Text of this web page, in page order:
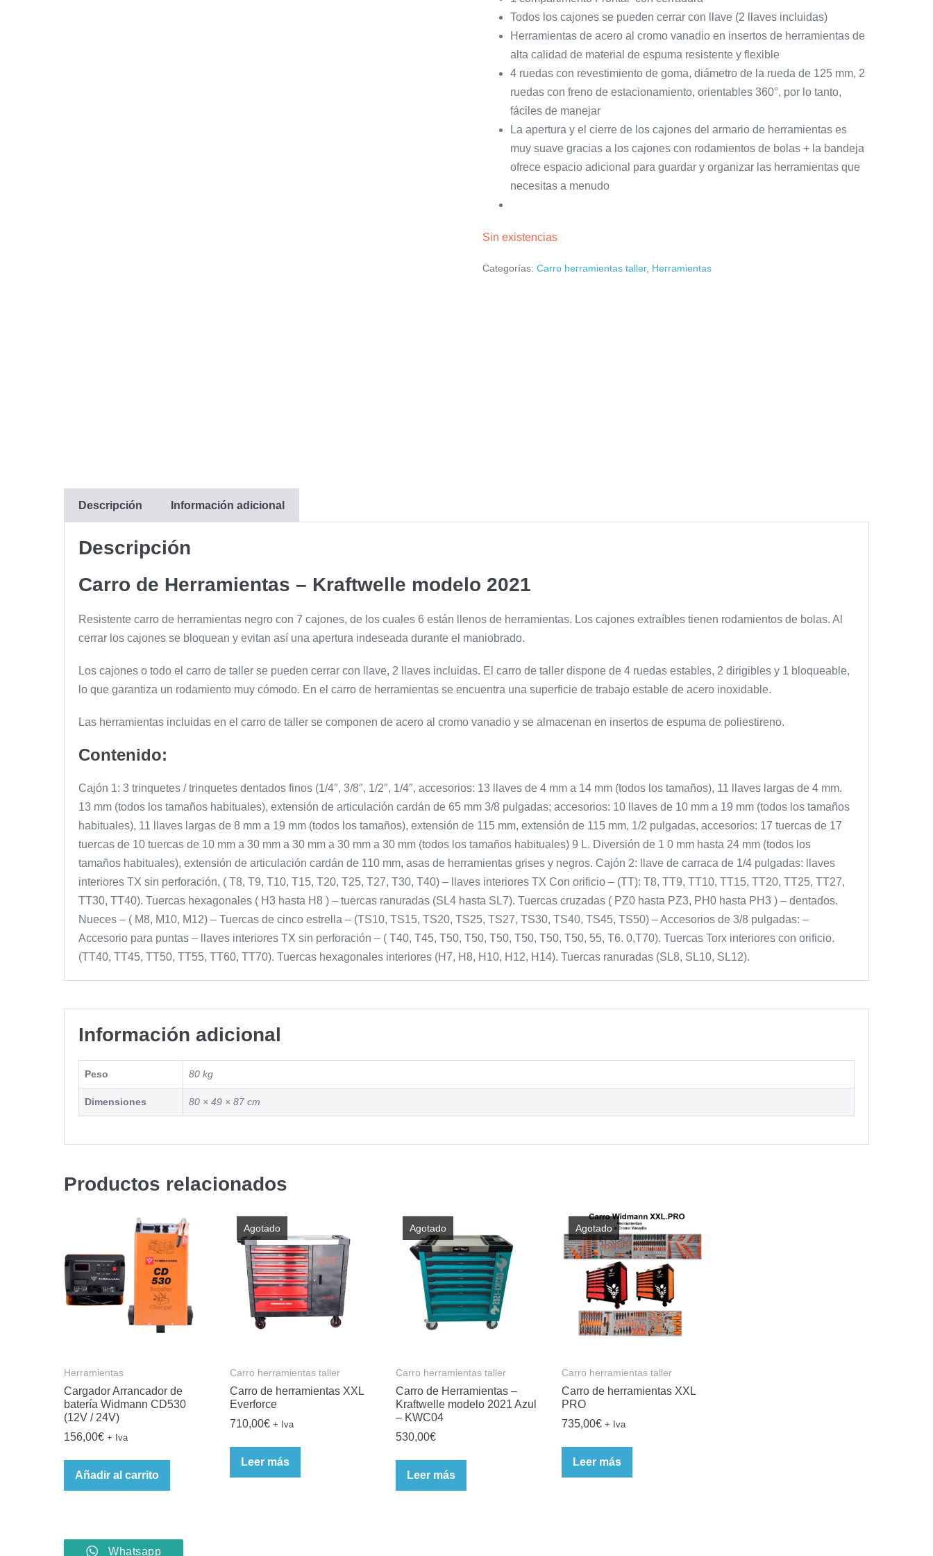
Todos los cajones se pueden cerrar con llave (2 llaves incluidas)
Herramientas de acero al cromo vanadio en insertos de herramientas de
alta calidad de material de espuma resistente y flexible
4 ruedas con revestimiento de goma, diámetro de la rueda de 125 mm, 2
ruedas con freno de estacionamiento, orientables 360°, por lo tanto,
fáciles de manejar
La apertura y el cierre de los cajones del armario de herramientas es
muy suave gracias a los cajones con rodamientos de bolas + la bandeja
ofrece espacio adicional para guardar y organizar las herramientas que
necesitas a menudo
Sin existencias
Categorías:Carro herramientas taller, Herramientas
Descripción Información adicional
Descripción
Carro de Herramientas – Kraftwelle modelo 2021
Resistente carro de herramientas negro con 7 cajones, de los cuales 6 están llenos de herramientas. Los cajones extraíbles tienen rodamientos de bolas. Al
cerrar los cajones se bloquean y evitan así una apertura indeseada durante el maniobrado.
Los cajones o todo el carro de taller se pueden cerrar con llave, 2 llaves incluidas. El carro de taller dispone de 4 ruedas estables, 2 dirigibles y 1 bloqueable,
lo que garantiza un rodamiento muy cómodo. En el carro de herramientas se encuentra una superficie de trabajo estable de acero inoxidable.
Las herramientas incluidas en el carro de taller se componen de acero al cromo vanadio y se almacenan en insertos de espuma de poliestireno.
Contenido:
Cajón 1: 3 trinquetes / trinquetes dentados finos (1/4″, 3/8″, 1/2″, 1/4″, accesorios: 13 llaves de 4 mm a 14 mm (todos los tamaños), 11 llaves largas de 4 mm.
13 mm (todos los tamaños habituales), extensión de articulación cardán de 65 mm 3/8 pulgadas; accesorios: 10 llaves de 10 mm a 19 mm (todos los tamaños
habituales), 11 llaves largas de 8 mm a 19 mm (todos los tamaños), extensión de 115 mm, extensión de 115 mm, 1/2 pulgadas, accesorios: 17 tuercas de 17
tuercas de 10 tuercas de 10 mm a 30 mm a 30 mm a 30 mm a 30 mm (todos los tamaños habituales) 9 L. Diversión de 1 0 mm hasta 24 mm (todos los
tamaños habituales), extensión de articulación cardán de 110 mm, asas de herramientas grises y negros. Cajón 2: llave de carraca de 1/4 pulgadas: llaves
interiores TX sin perforación, ( T8, T9, T10, T15, T20, T25, T27, T30, T40) – llaves interiores TX Con orificio – (TT): T8, TT9, TT10, TT15, TT20, TT25, TT27,
TT30, TT40). Tuercas hexagonales ( H3 hasta H8 ) – tuercas ranuradas (SL4 hasta SL7). Tuercas cruzadas ( PZ0 hasta PZ3, PH0 hasta PH3 ) – dentados.
Nueces – ( M8, M10, M12) – Tuercas de cinco estrella – (TS10, TS15, TS20, TS25, TS27, TS30, TS40, TS45, TS50) – Accesorios de 3/8 pulgadas: –
Accesorio para puntas – llaves interiores TX sin perforación – ( T40, T45, T50, T50, T50, T50, T50, T50, 55, T6. 0,T70). Tuercas Torx interiores con orificio.
(TT40, TT45, TT50, TT55, TT60, TT70). Tuercas hexagonales interiores (H7, H8, H10, H12, H14). Tuercas ranuradas (SL8, SL10, SL12).
Información adicional
Peso 80 kg
Dimensiones 80 × 49 × 87 cm
Productos relacionados
Herramientas
Cargador Arrancador de
batería Widmann CD530
(12V / 24V)
156,00€ + Iva
Añadir al carrito
Agotado
Carro herramientas taller
Carro de herramientas XXL
Everforce
710,00€ + Iva
Leer más
Agotado
Carro herramientas taller
Carro de Herramientas –
Kraftwelle modelo 2021 Azul
– KWC04
530,00€
Leer más
Agotado
Carro herramientas taller
Carro de herramientas XXL
PRO
735,00€ + Iva
Leer más
Whatsapp